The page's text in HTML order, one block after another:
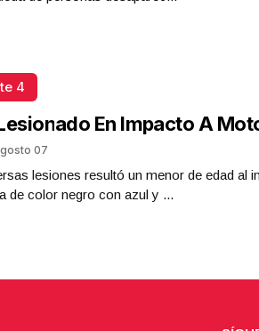
4
En Impacto A
07
lesiones resultó un menor de edad al
de color negro con azul y ...